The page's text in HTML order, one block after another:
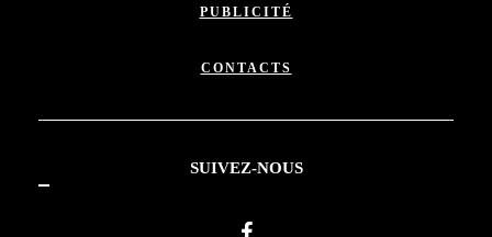
PUBLICITÉ
CONTACTS
SUIVEZ-NOUS